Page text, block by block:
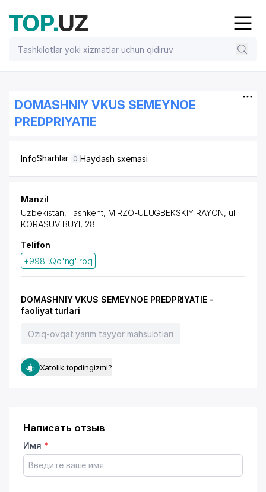
DOMASHNIY VKUS SEMEYNOE
PREDPRIYATIE
InfoSharhlar 0 Haydash sxemasi
Manzil
Uzbekistan, Tashkent, MIRZO-ULUGBEKSKIY RAYON, ul.
KORASUV BUYI, 28
Telifon
+998...Qo'ng'iroq
DOMASHNIY VKUS SEMEYNOE PREDPRIYATIE -
faoliyat turlari
Oziq-ovqat yarim tayyor mahsulotlari
Xatolik topdingizmi?
Написать отзыв
Имя *